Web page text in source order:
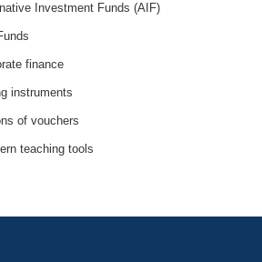
Investment Funds (AIF)
finance
instruments
of vouchers
teaching tools